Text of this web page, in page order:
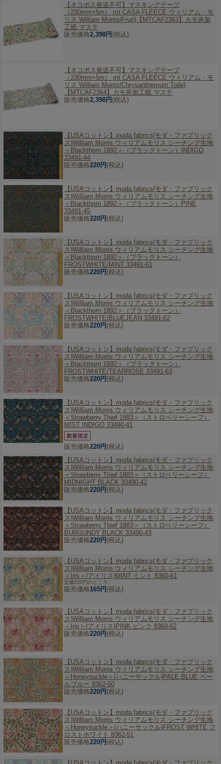
【ネコポス発送不可】 マスキングテープ
（230mm×5m） mt CASA FLEECE ウィリアム・モ
リス William Morris(Fruit)【MTCAF2363】カモ井加
工紙 マステ
販売価格2,398円(税込)
【ネコポス発送不可】 マスキングテープ
（230mm×5m） mt CASA FLEECE ウィリアム・モ
リス William Morris(Chrysanthemum Toile)
【MTCAF2364】カモ井加工紙 マステ
販売価格2,398円(税込)
【USAコットン】 moda fabrics(モダ・ファブリック
ス)William Morris ウィリアムモリス シーチング生地
＜Blackthorn 1892＞（ブラックトーン）INDIGO
33491-44
販売価格220円(税込)
【USAコットン】 moda fabrics(モダ・ファブリック
ス)William Morris ウィリアムモリス シーチング生地
＜Blackthorn 1892＞（ブラックトーン）PINE
33491-45
販売価格220円(税込)
【USAコットン】 moda fabrics(モダ・ファブリック
ス)William Morris ウィリアムモリス シーチング生地
＜Blackthorn 1892＞（ブラックトーン）
FROSTWHITE/MINT 33491-61
販売価格220円(税込)
【USAコットン】 moda fabrics(モダ・ファブリック
ス)William Morris ウィリアムモリス シーチング生地
＜Blackthorn 1892＞（ブラックトーン）
FROSTWHITE/BLUEJEAN 33491-62
販売価格220円(税込)
【USAコットン】 moda fabrics(モダ・ファブリック
ス)William Morris ウィリアムモリス シーチング生地
＜Blackthorn 1892＞（ブラックトーン）
FROSTWHITE/TEARROSE 33491-63
販売価格220円(税込)
【USAコットン】 moda fabrics(モダ・ファブリック
ス)William Morris ウィリアムモリス シーチング生地
＜Strawberry Thief 1883＞（ストロベリーシーフ）
MIST INDIGO 33490-41
販売価格220円(税込)
【USAコットン】 moda fabrics(モダ・ファブリック
ス)William Morris ウィリアムモリス シーチング生地
＜Strawberry Thief 1883＞（ストロベリーシーフ）
MIDNIGHT BLACK 33490-42
販売価格220円(税込)
【USAコットン】 moda fabrics(モダ・ファブリック
ス)William Morris ウィリアムモリス シーチング生地
＜Strawberry Thief 1883＞（ストロベリーシーフ）
BURGUNDY BLACK 33490-43
販売価格220円(税込)
【USAコットン】 moda fabrics(モダ・ファブリック
ス)William Morris ウィリアムモリス シーチング生地
＜Iris＞(アイリス)MINT ミント 8360-61
定価220円のところ
販売価格165円(税込)
【USAコットン】 moda fabrics(モダ・ファブリック
ス)William Morris ウィリアムモリス シーチング生地
＜Iris＞(アイリス)PINK ピンク 8360-62
販売価格220円(税込)
【USAコットン】 moda fabrics(モダ・ファブリック
ス)William Morris ウィリアムモリス シーチング生地
＜Honeysuckle＞(ハニーサックル)PALE BLUE ペー
ルブルー 8362-50
販売価格220円(税込)
【USAコットン】 moda fabrics(モダ・ファブリック
ス)William Morris ウィリアムモリス シーチング生地
＜Honeysuckle＞(ハニーサックル)FROST WHITE フ
ロストホワイト 8362-51
販売価格220円(税込)